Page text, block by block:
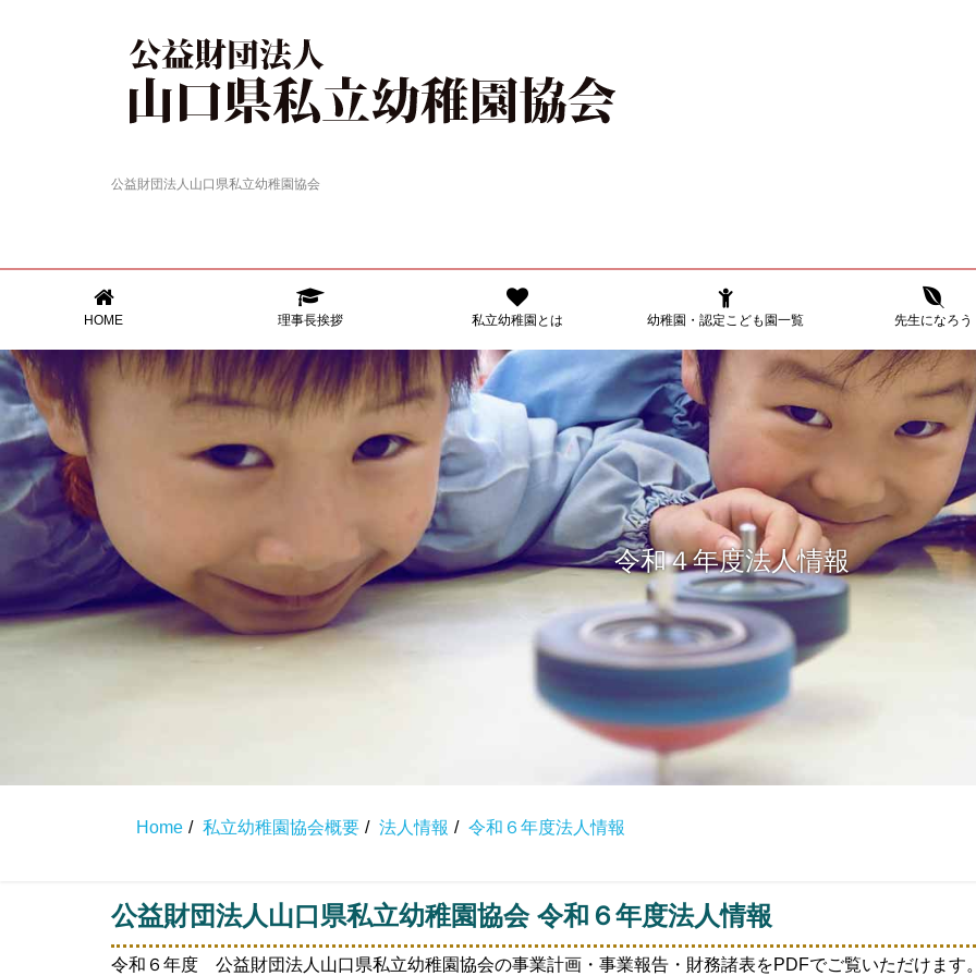
公益財団法人山口県私立幼稚園協会
HOME 理事長挨拶 私立幼稚園とは 幼稚園・認定こども園一覧 先生になろう
令和４年度法人情報
Home 私立幼稚園協会概要 法人情報 令和６年度法人情報
公益財団法人山口県私立幼稚園協会 令和６年度法人情報
令和６年度 公益財団法人山口県私立幼稚園協会の事業計画・事業報告・財務諸表をPDFでご覧いただけます